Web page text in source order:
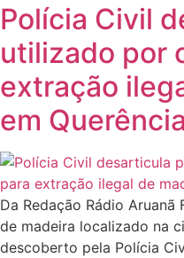
Polícia Civil
utilizado por
extração
em Querência
Da Redação Rádio
de madeira localizado na
descoberto pela Polícia